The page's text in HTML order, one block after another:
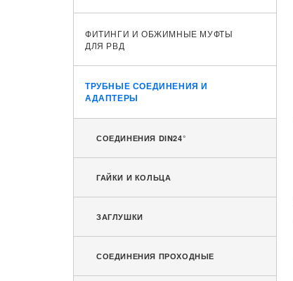
ФИТИНГИ И ОБЖИМНЫЕ МУФТЫ
ДЛЯ РВД
ТРУБНЫЕ СОЕДИНЕНИЯ И
АДАПТЕРЫ
СОЕДИНЕНИЯ DIN24°
ГАЙКИ И КОЛЬЦА
ЗАГЛУШКИ
СОЕДИНЕНИЯ ПРОХОДНЫЕ